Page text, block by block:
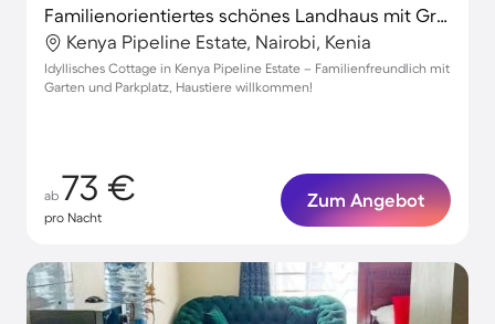
Familienorientiertes schönes Landhaus mit Grill und Garten | Hunde erlaubt
Kenya Pipeline Estate, Nairobi, Kenia
Idyllisches Cottage in Kenya Pipeline Estate – Familienfreundlich mit
Garten und Parkplatz, Haustiere willkommen!
ab 73 €
pro Nacht
Zum Angebot